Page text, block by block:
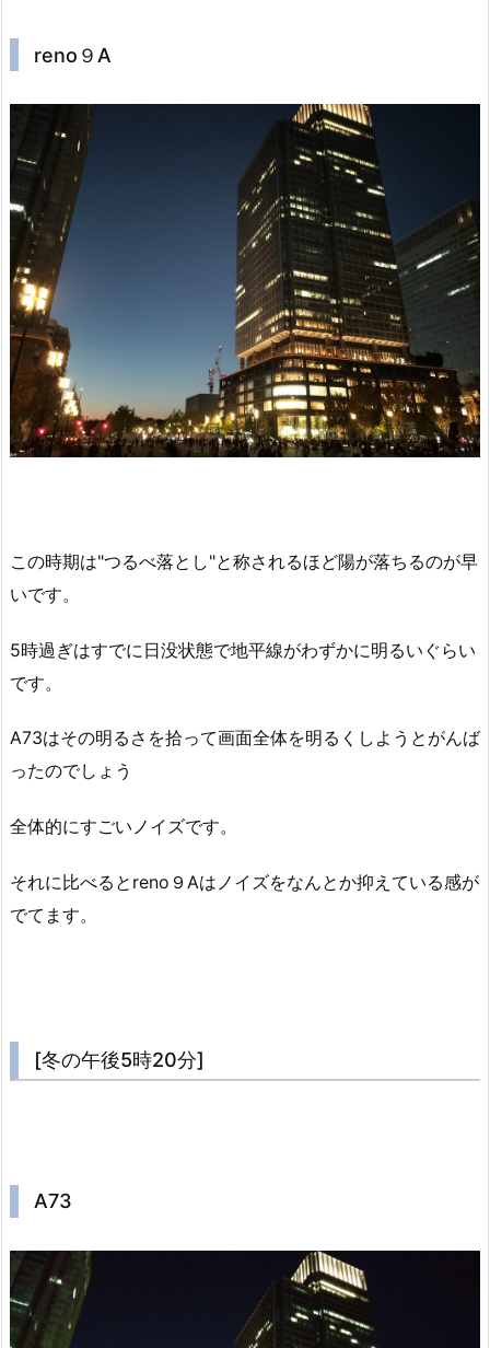
reno９A
この時期は"つるべ落とし"と称されるほど陽が落ちるのが早
いです。
5時過ぎはすでに日没状態で地平線がわずかに明るいぐらい
です。
A73はその明るさを拾って画面全体を明るくしようとがんば
ったのでしょう
全体的にすごいノイズです。
それに比べるとreno９Aはノイズをなんとか抑えている感が
でてます。
[冬の午後5時20分]
A73